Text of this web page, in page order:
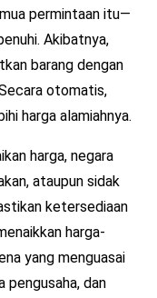
permintaan itu—
Akibatnya,
barang dengan
otomatis,
harga alamiahnya.
harga, negara
ataupun sidak
ketersediaan
harga-
yang menguasai
pengusaha, dan